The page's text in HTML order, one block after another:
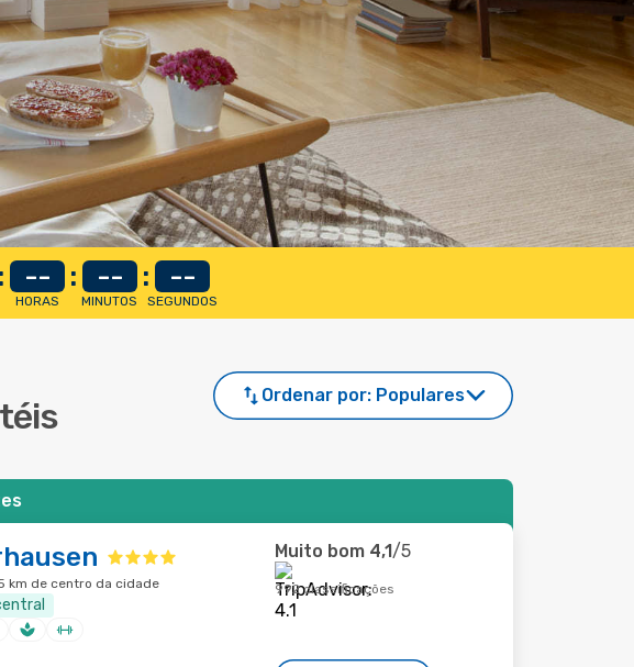
: --
HORAS
: --
MINUTOS
: --
SEGUNDOS
Ordenar por: Populares
km de centro da cidade
Muito bom 4,1/5
992 classificações